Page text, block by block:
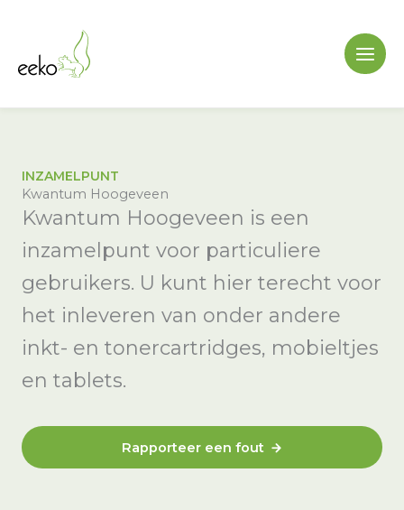
inhoud
INZAMELPUNT
Kwantum Hoogeveen
Kwantum Hoogeveen is een
inzamelpunt voor particuliere
gebruikers. U kunt hier terecht voor
het inleveren van onder andere
inkt- en tonercartridges, mobieltjes
en tablets.
Rapporteer een fout